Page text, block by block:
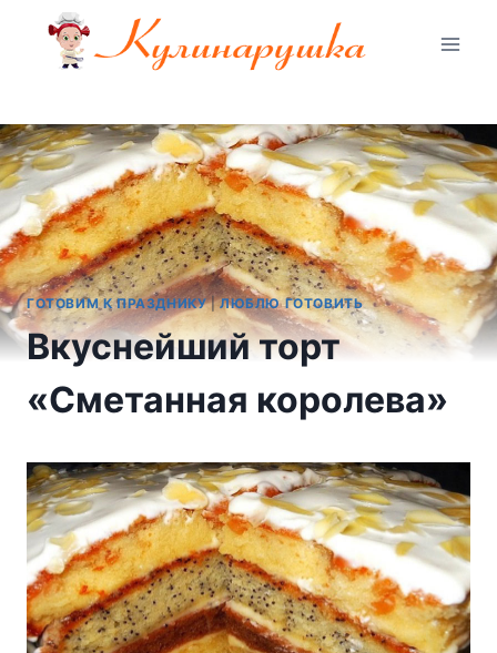
Перейти
содержимому
ГОТОВИМ К ПРАЗДНИКУ|ЛЮБЛЮ ГОТОВИТЬ
Вкуснейший торт
«Сметанная королева»